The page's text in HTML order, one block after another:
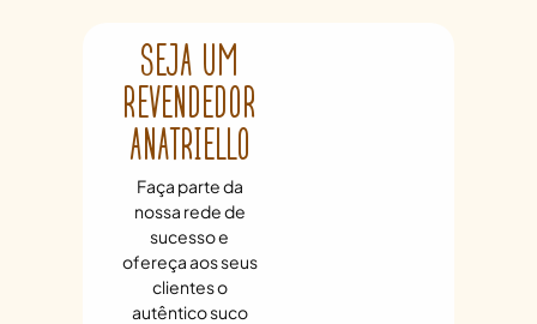
SEJA UM
REVENDEDOR
ANATRIELLO
Faça parte da
nossa rede de
sucesso e
ofereça aos seus
clientes o
autêntico suco